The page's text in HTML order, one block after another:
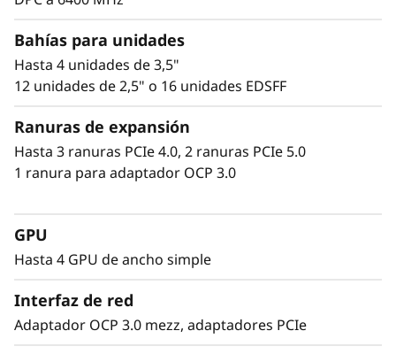
de Lenovo, el SR645 V3 personifica la fama de
máxima fiabilidad de Lenovo.
Diseñado para ser flexible
Bahías para unidades
Hasta 4 unidades de 3,5"
12 unidades de 2,5" o 16 unidades EDSFF
Ranuras de expansión
Hasta 3 ranuras PCIe 4.0, 2 ranuras PCIe 5.0
1 ranura para adaptador OCP 3.0
GPU
Hasta 4 GPU de ancho simple
Interfaz de red
Adaptador OCP 3.0 mezz, adaptadores PCIe